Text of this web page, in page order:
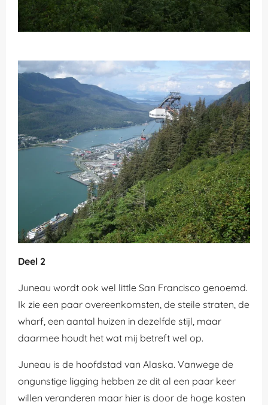
Deel 2
Juneau wordt ook wel little San Francisco genoemd.
Ik zie een paar overeenkomsten, de steile straten, de
wharf, een aantal huizen in dezelfde stijl, maar
daarmee houdt het wat mij betreft wel op.
Juneau is de hoofdstad van Alaska. Vanwege de
ongunstige ligging hebben ze dit al een paar keer
willen veranderen maar hier is door de hoge kosten